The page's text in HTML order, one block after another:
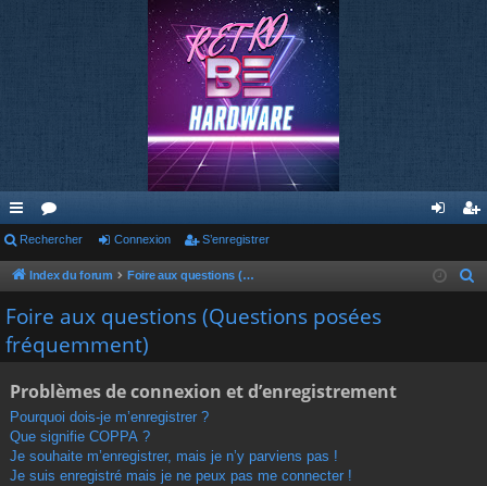
cc
ès
ra
pi
or
u
s
ne nr
Rechercher Connexion S’enregistrer
Index du forum Foire aux questions (Questions posées fréquemment)
Foire aux questions (Questions posées
fréquemment)
Problèmes de connexion et d’enregistrement
Pourquoi dois-je m’enregistrer ?
Que signifie COPPA ?
Je souhaite m’enregistrer, mais je n’y parviens pas !
Je suis enregistré mais je ne peux pas me connecter !